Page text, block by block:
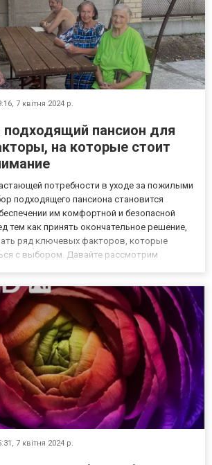
7 квітня 2024 р.
подходящий пансион для
на которые стоит
потребности в уходе за пожилыми
подходящего пансиона становится
им комфортной и безопасной
тем как принять окончательное решение,
ряд ключевых факторов, которые
с выбором. Давайте рассмотрим
7 квітня 2024 р.